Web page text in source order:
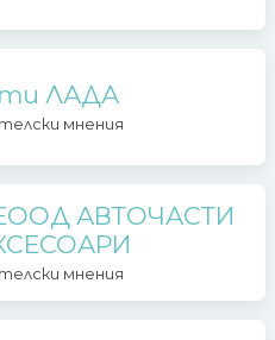
ЛАДА
мнения
АВТОЧАСТИ
мнения